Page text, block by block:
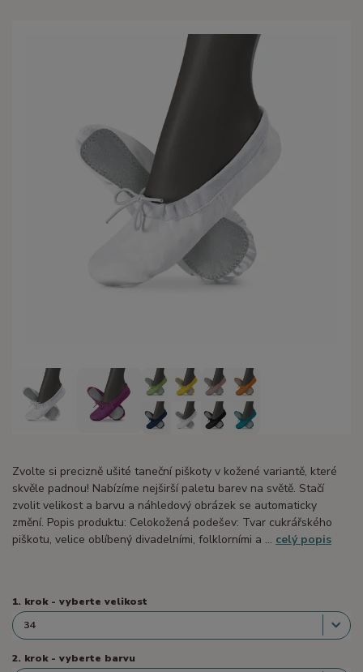
Zvolte si precizně ušité taneční piškoty v kožené variantě, které
skvěle padnou! Nabízíme nejširší paletu barev na světě. Stačí
zvolit velikost a barvu a náhledový obrázek se automaticky
změní. Popis produktu: Celokožená podešev: Tvar cukrářského
piškotu, velice oblíbený divadelními, folklorními a ... celý popis
1. krok - vyberte velikost
2. krok - vyberte barvu